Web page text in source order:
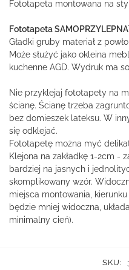
Fototapeta montowana na
Fototapeta
Gładki gruby materiał z
Może służyć jako okleina
kuchenne AGD. Wydruk ma
Nie przyklejaj fototapety na
ścianę. Ścianę trzeba
bez domieszek lateksu. W
się odklejać.
Fototapetę można myć
Klejona na zakładkę 1-2cm -
bardziej na jasnych i
skomplikowany wzór.
miejsca montowania, kierunku
będzie mniej widoczna,
minimalny cień).
SKU: